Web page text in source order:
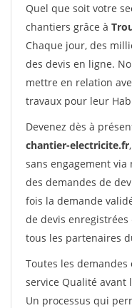
Quel que soit votre
chantiers grâce à
Chaque jour, des
des devis en ligne.
mettre en relation
travaux pour leur
Devenez dès à
chantier-electricite.fr
sans engagement
des demandes de
fois la demande
de devis
tous les partenaires
Toutes les
service Qualité avant
Un processus qui